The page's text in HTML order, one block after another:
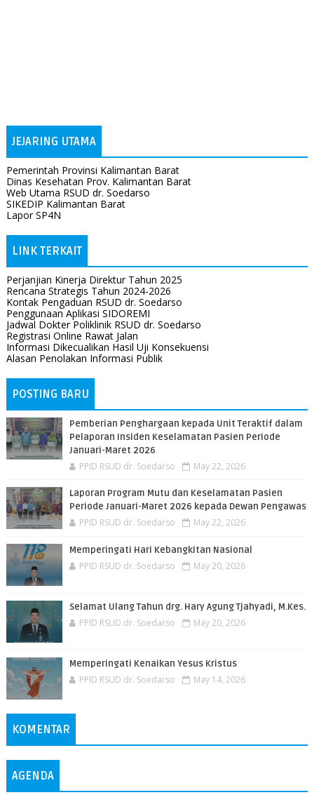
JEJARING UTAMA
Pemerintah Provinsi Kalimantan Barat
Dinas Kesehatan Prov. Kalimantan Barat
Web Utama RSUD dr. Soedarso
SIKEDIP Kalimantan Barat
Lapor SP4N
LINK TERKAIT
Perjanjian Kinerja Direktur Tahun 2025
Rencana Strategis Tahun 2024-2026
Kontak Pengaduan RSUD dr. Soedarso
Penggunaan Aplikasi SIDOREMI
Jadwal Dokter Poliklinik RSUD dr. Soedarso
Registrasi Online Rawat Jalan
Informasi Dikecualikan Hasil Uji Konsekuensi
Alasan Penolakan Informasi Publik
POSTING BARU
Pemberian Penghargaan kepada Unit Teraktif dalam
Pelaporan Insiden Keselamatan Pasien Periode
Januari-Maret 2026
PPID RSUD dr. Soedarso May 22, 2026
Laporan Program Mutu dan Keselamatan Pasien
Periode Januari-Maret 2026 kepada Dewan Pengawas
PPID RSUD dr. Soedarso May 22, 2026
Memperingati Hari Kebangkitan Nasional
PPID RSUD dr. Soedarso May 20, 2026
Selamat Ulang Tahun drg. Hary Agung Tjahyadi, M.Kes.
PPID RSUD dr. Soedarso May 20, 2026
Memperingati Kenaikan Yesus Kristus
PPID RSUD dr. Soedarso May 14, 2026
KOMENTAR
AGENDA